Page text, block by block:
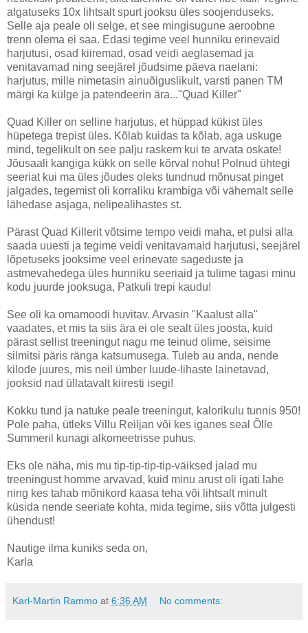
algatuseks 10x lihtsalt spurt jooksu üles soojenduseks.
Selle aja peale oli selge, et see mingisugune aeroobne
trenn olema ei saa. Edasi tegime veel hunniku erinevaid
harjutusi, osad kiiremad, osad veidi aeglasemad ja
venitavamad ning seejärel jõudsime päeva naelani:
harjutus, mille nimetasin ainuõiguslikult, varsti panen TM
märgi ka külge ja patendeerin ära..."Quad Killer"
Quad Killer on selline harjutus, et hüppad kükist üles
hüpetega trepist üles. Kõlab kuidas ta kõlab, aga uskuge
mind, tegelikult on see palju raskem kui te arvata oskate!
Jõusaali kangiga kükk on selle kõrval nohu! Polnud ühtegi
seeriat kui ma üles jõudes oleks tundnud mõnusat pinget
jalgades, tegemist oli korraliku krambiga või vähemalt selle
lähedase asjaga, nelipealihastes st.
Pärast Quad Killerit võtsime tempo veidi maha, et pulsi alla
saada uuesti ja tegime veidi venitavamaid harjutusi, seejärel
lõpetuseks jooksime veel erinevate sageduste ja
astmevahedega üles hunniku seeriaid ja tulime tagasi minu
kodu juurde jooksuga, Patkuli trepi kaudu!
See oli ka omamoodi huvitav. Arvasin "Kaalust alla"
vaadates, et mis ta siis ära ei ole sealt üles joosta, kuid
pärast sellist treeningut nagu me teinud olime, seisime
silmitsi päris ränga katsumusega. Tuleb au anda, nende
kilode juures, mis neil ümber luude-lihaste lainetavad,
jooksid nad üllatavalt kiiresti isegi!
Kokku tund ja natuke peale treeningut, kalorikulu tunnis 950!
Pole paha, ütleks Villu Reiljan või kes iganes seal Õlle
Summeril kunagi alkomeetrisse puhus.
Eks ole näha, mis mu tip-tip-tip-tip-väiksed jalad mu
treeningust homme arvavad, kuid minu arust oli igati lahe
ning kes tahab mõnikord kaasa teha või lihtsalt minult
küsida nende seeriate kohta, mida tegime, siis võtta julgesti
ühendust!
Nautige ilma kuniks seda on,
Karla
Karl-Martin Rammo at 6:36 AM No comments: